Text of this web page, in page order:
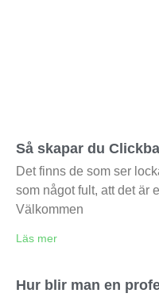
Så skapar du
Det finns de som ser
som något fult, att det är
Välkommen
Läs mer
Hur blir man en